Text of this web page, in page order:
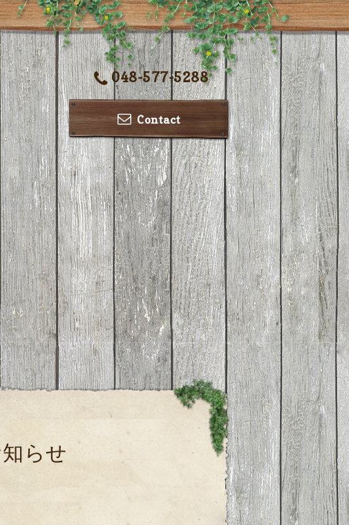
048-577-5288
Contact
らせ